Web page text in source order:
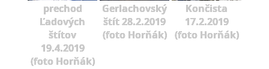
prechod
Ľadových
štítov
19.4.2019
(foto Horňák)
Gerlachovský
štít 28.2.2019
(foto Horňák)
Končista
17.2.2019
(foto Horňák)